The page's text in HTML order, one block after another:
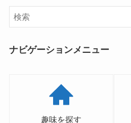
ナビゲーションメニュー
趣味を探す